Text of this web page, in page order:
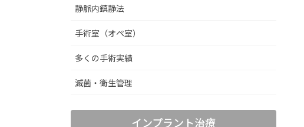
静脈内鎮静法
手術室（オペ室）
多くの手術実績
滅菌・衛生管理
インプラント治療